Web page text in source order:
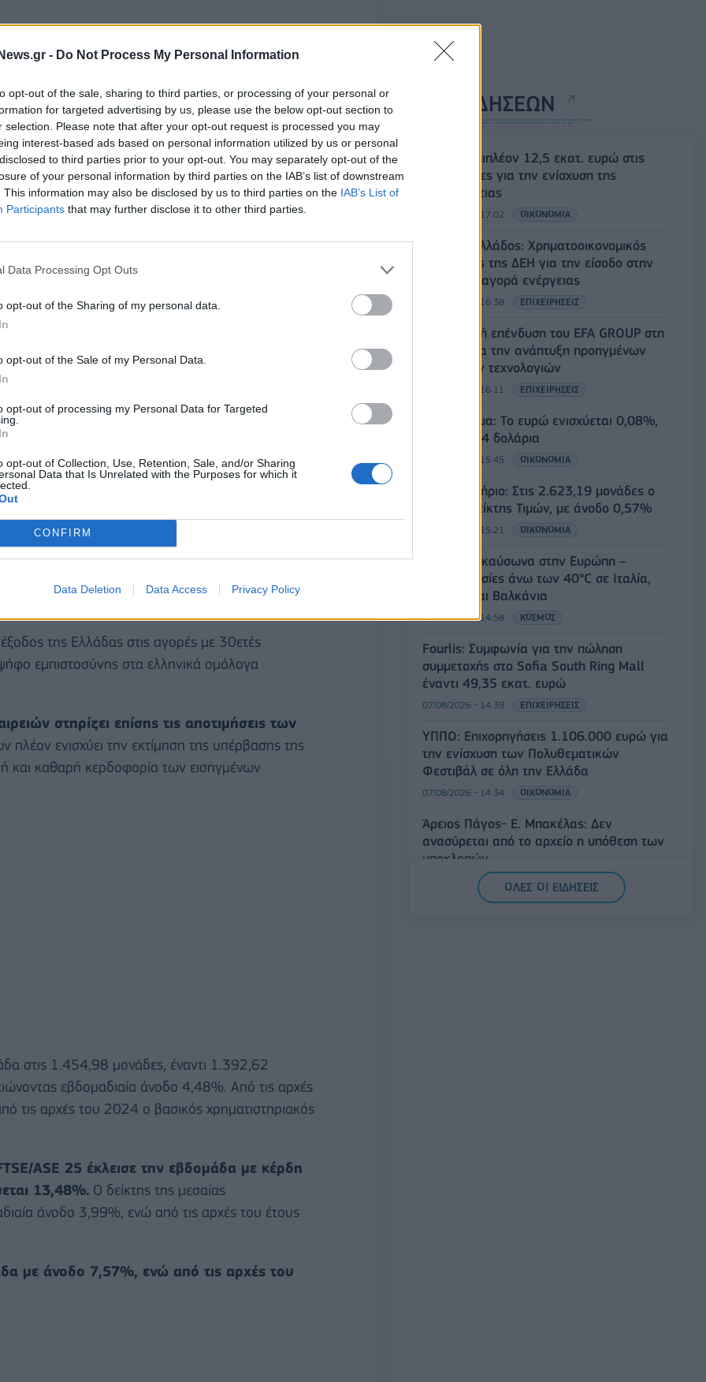
- Do Not Process My Personal Information
opt-out of the sale, sharing to third parties, or processing of your personal or
for targeted advertising by us, please use the below opt-out section to
selection. Please note that after your opt-out request is processed you may
interest-based ads based on personal information utilized by us or personal
to third parties prior to your opt-out. You may separately opt-out of the
of your personal information by third parties on the IAB’s list of downstream
This information may also be disclosed by us to third parties on the IAB’s List of
Participants that may further disclose it to other third parties.
Data Processing Opt Outs
opt-out of the Sharing of my personal data.
opt-out of the Sale of my Personal Data.
opt-out of processing my Personal Data for Targeted
opt-out of Collection, Use, Retention, Sale, and/or Sharing
Data that Is Unrelated with the Purposes for which it
CONFIRM
Data Deletion Data Access Privacy Policy
τελευταία συνεδρίαση της εβδομάδος
που είχε να "δει" από τις αρχές Νοεμβρίου
στην έβδομη θέση των αποδόσεων
αναβάθμιση των προοπτικών του ελληνικού
& Poor's που θέτει την Ελλάδα στο
επομένους 12 μήνες.
μεγεθών, καθώς ανακοινώθηκε
στο 1,9% του ΑΕΠ.
έξοδος της Ελλάδας στις αγορές με 30ετές
εμπιστοσύνης στα ελληνικά ομόλογα
στηρίζει επίσης τις αποτιμήσεις των
ενισχύει την εκτίμηση της υπέρβασης της
και καθαρή κερδοφορία των εισηγμένων
στις 1.454,98 μονάδες, έναντι 1.392,62
εβδομαδιαία άνοδο 4,48%. Από τις αρχές
τις αρχές του 2024 ο βασικός χρηματιστηριακός
ASE 25 έκλεισε την εβδομάδα με κέρδη
13,48%. Ο δείκτης της μεσαίας
άνοδο 3,99%, ενώ από τις αρχές του έτους
με άνοδο 7,57%, ενώ από τις αρχές του
ΡΟΗ ΕΙΔΗΣΕΩΝ
ΥΠΑΑΤ: Επιπλέον 12,5 εκατ. ευρώ στις
Περιφέρειες για την ενίσχυση της
βιοασφάλειας
07/08/2026 - 17:02 ΟΙΚΟΝΟΜΙΑ
Deloitte Ελλάδος: Χρηματοοικονομικός
σύμβουλος της ΔΕΗ για την είσοδο στην
πολωνική αγορά ενέργειας
07/08/2026 - 16:38 ΕΠΙΧΕΙΡΗΣΕΙΣ
Στρατηγική επένδυση του EFA GROUP στη
Fractal για την ανάπτυξη προηγμένων
αμυντικών τεχνολογιών
07/08/2026 - 16:11 ΕΠΙΧΕΙΡΗΣΕΙΣ
Συνάλλαγμα: Το ευρώ ενισχύεται 0,08%,
στα 1,1534 δολάρια
07/08/2026 - 15:45 ΟΙΚΟΝΟΜΙΑ
Χρηματιστήριο: Στις 2.623,19 μονάδες ο
Γενικός Δείκτης Τιμών, με άνοδο 0,57%
07/08/2026 - 15:21 ΟΙΚΟΝΟΜΙΑ
Νέο κύμα καύσωνα στην Ευρώπη –
Θερμοκρασίες άνω των 40°C σε Ιταλία,
Ισπανία και Βαλκάνια
07/08/2026 - 14:58 ΚΟΣΜΟΣ
Fourlis: Συμφωνία για την πώληση
συμμετοχής στο Sofia South Ring Mall
έναντι 49,35 εκατ. ευρώ
07/08/2026 - 14:39 ΕΠΙΧΕΙΡΗΣΕΙΣ
ΥΠΠΟ: Επιχορηγήσεις 1.106.000 ευρώ για
την ενίσχυση των Πολυθεματικών
Φεστιβάλ σε όλη την Ελλάδα
07/08/2026 - 14:34 ΟΙΚΟΝΟΜΙΑ
Άρειος Πάγος- Ε. Μπακέλας: Δεν
ανασύρεται από το αρχείο η υπόθεση των
υποκλοπών
07/08/2026 - 14:11
ΟΛΕΣ ΟΙ ΕΙΔΗΣΕΙΣ